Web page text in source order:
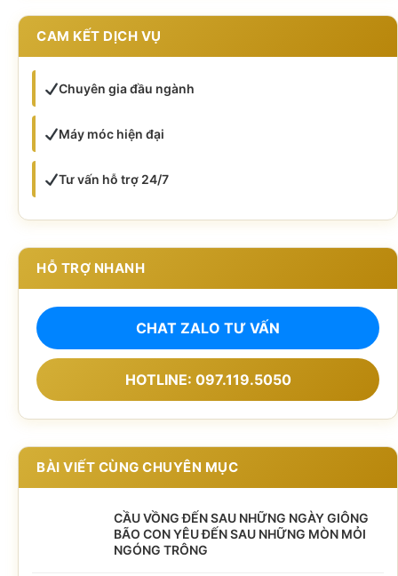
CAM KẾT DỊCH VỤ
Chuyên gia đầu ngành
Máy móc hiện đại
Tư vấn hỗ trợ 24/7
HỖ TRỢ NHANH
CHAT ZALO TƯ VẤN
HOTLINE: 097.119.5050
BÀI VIẾT CÙNG CHUYÊN MỤC
CẦU VỒNG ĐẾN SAU NHỮNG NGÀY GIÔNG
BÃO CON YÊU ĐẾN SAU NHỮNG MÒN MỎI
NGÓNG TRÔNG